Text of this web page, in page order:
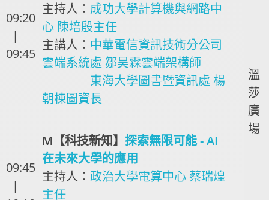
溫
莎
廣
場
09:20
|
09:45
主持人： 成功大學計算機與網路中
心 陳培殷主任
主講人： 中華電信資訊技術分公司
雲端系統處 鄒昊霖雲端架構師
東海大學圖書暨資訊處 楊
朝棟圖資長
09:45
|
M【科技新知】 探索無限可能 - AI
在未來大學的應用
主持人： 政治大學電算中心 蔡瑞煌
主任